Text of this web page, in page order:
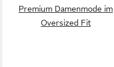
Premium Damenmode im
Oversized Fit